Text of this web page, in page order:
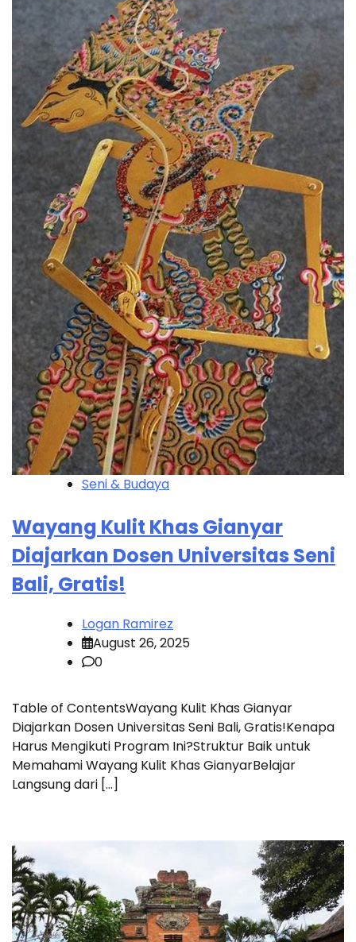
Seni & Budaya
Wayang Kulit Khas Gianyar
Diajarkan Dosen Universitas Seni
Bali, Gratis!
Logan Ramirez
August 26, 2025
0
Table of ContentsWayang Kulit Khas Gianyar
Diajarkan Dosen Universitas Seni Bali, Gratis!Kenapa
Harus Mengikuti Program Ini?Struktur Baik untuk
Memahami Wayang Kulit Khas GianyarBelajar
Langsung dari […]